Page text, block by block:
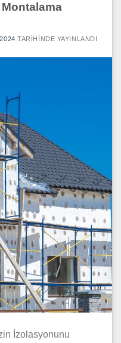
Montalama
TARIHINDE YAYINLANDI
İzolasyonunu